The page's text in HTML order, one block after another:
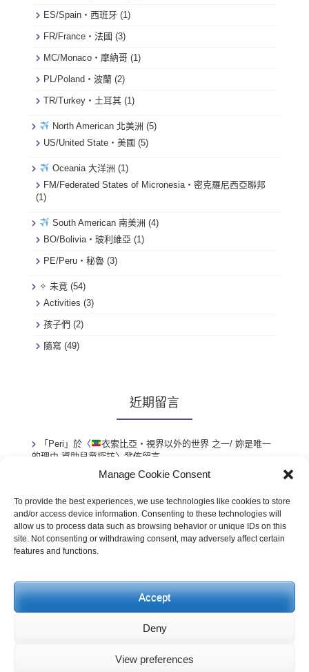
Manage Cookie Consent
To provide the best experiences, we use technologies like cookies to store
and/or access device information. Consenting to these technologies will
allow us to process data such as browsing behavior or unique IDs on this
site. Not consenting or withdrawing consent, may adversely affect certain
features and functions.
Accept
Deny
View preferences
ES/Spain・西班牙 (1)
FR/France・法國 (3)
MC/Monaco・摩納哥 (1)
PL/Poland・波蘭 (2)
TR/Turkey・土耳其 (1)
North American 北美洲 (5)
US/United State・美國 (5)
Oceania 大洋洲 (1)
FM/Federated States of Micronesia・密克羅尼西亞聯邦
(1)
South American 南美洲 (4)
BO/Bolivia・玻利維亞 (1)
PE/Peru・秘魯 (3)
✧ 未竟 (54)
Activities (3)
孩子們 (2)
隨寫 (49)
近期留言
「 Peri 」於〈
衣索比亞・視界以外的世界 之一/ 妳是唯一
的理由-資助兒童探訪〉發佈留言
衣索比亞・視界以外的世界 之一/ 妳是唯一
「訪客 」於〈 德國・來寄明信片吧！德國郵票機攻略SOP’ 〉
發佈留言
訪客 」於〈 阿聯・沙漠旅遊小錦囊’〉發佈留言
發佈留言
Powered byPlum Theme